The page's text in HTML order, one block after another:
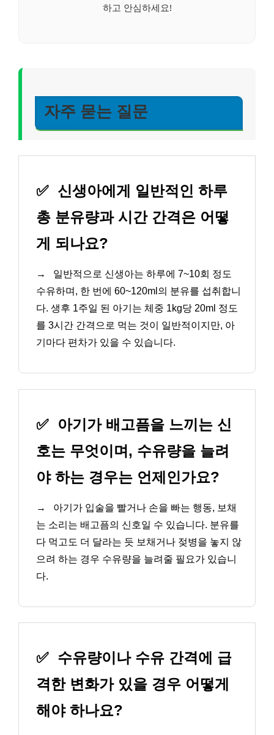
하고 안심하세요!
자주 묻는 질문
✅ 신생아에게 일반적인 하루
총 분유량과 시간 간격은 어떻
게 되나요?
→
일반적으로 신생아는 하루에 7~10회 정도
수유하며, 한 번에 60~120ml의 분유를 섭취합니
다. 생후 1주일 된 아기는 체중 1kg당 20ml 정도
를 3시간 간격으로 먹는 것이 일반적이지만, 아
기마다 편차가 있을 수 있습니다.
✅
아기가 배고픔을 느끼는 신
호는 무엇이며, 수유량을 늘려
야 하는 경우는 언제인가요?
→
아기가 입술을 빨거나 손을 빠는 행동, 보채
는 소리는 배고픔의 신호일 수 있습니다. 분유를
다 먹고도 더 달라는 듯 보채거나 젖병을 놓지 않
으려 하는 경우 수유량을 늘려줄 필요가 있습니
다.
✅ 수유량이나 수유 간격에 급
격한 변화가 있을 경우 어떻게
해야 하나요?